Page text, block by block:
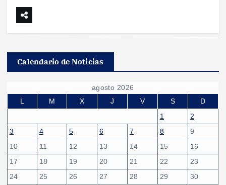
Calendario de Noticias
agosto 2026
L
M X J V S
D
1
2
3
4 5 6 7 8
9
10
11 12 13 14 15
16
17
18 19 20 21 22
23
24
25 26 27 28 29
30